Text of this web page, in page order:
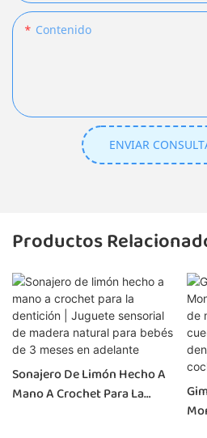
Contenido
ENVIAR
Productos
Sonajero De Limón Hecho A
Mano A Crochet Para La